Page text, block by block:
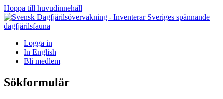
Hoppa till huvudinnehåll
Logga in
In English
Bli medlem
Sökformulär